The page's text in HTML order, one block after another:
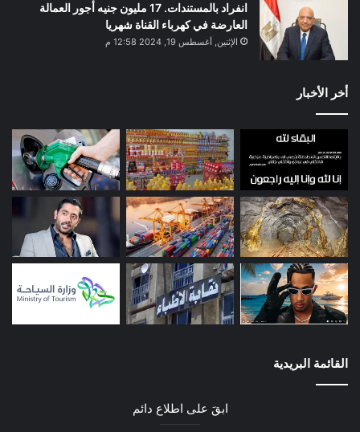
انفراد بالمستندات. 17 مليون جنيه أجور العمالة
العارضة في كهرباء القناة شهريا
الإثنين, أغسطس 19, 2024 12:58 م
أخر الأخبار
القائمة البريدية
ابقَ على اطلاع دائم